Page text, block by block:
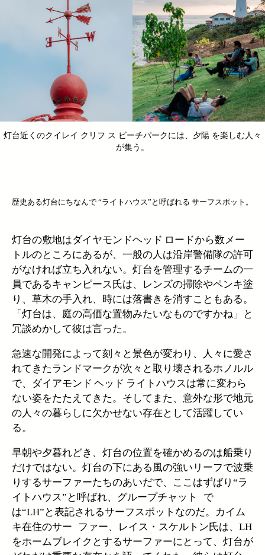
灯台近くのクイレイ クリフ ス ビーチパークには、夕陽 を楽しむ人々
が集う。
歴史ある灯台にちなんで “ライトハウス”と呼ばれる サーフスポット。
灯台の敷地はダイヤモンドヘッド ロードから数メー
トルのところにあるが、一般の人は沿岸警備隊の許可
がなければ立ち入れない。灯台を管理するチームの一
員であるキャンピース氏は、レンズの掃除やペンキ塗
り、草木の手入れ、時には落書きを消すこともある。
「灯台は、庭の高価な置物みたいなものですかね」と
冗談めかして彼は言った。
急速な開発によって刻々と景色が変わり、人々に愛さ
れてきたランドマークが次々と取り壊されるホノルル
で、ダイアモンド ヘッド ライトハウスは常に変わら
ない姿をたたえてきた。そしてまた、意外な形で地元
の人々の暮らしに欠かせない存在として活躍してい
る。
早朝や夕暮れどき、灯台の位置を確かめるのは船乗り
だけではない。灯台の下にある風の強いリーフで波乗
りするサーファーたちのあいだで、ここはずばり“ラ
イトハウス”と呼ばれ、グループチャット で
は“LH”と表記されるサーフスポットなのだ。カイム
キ在住のサー ファー、レイス・スケルトン氏は、LH
をホームブレイクとするサーファーにとって、灯台が